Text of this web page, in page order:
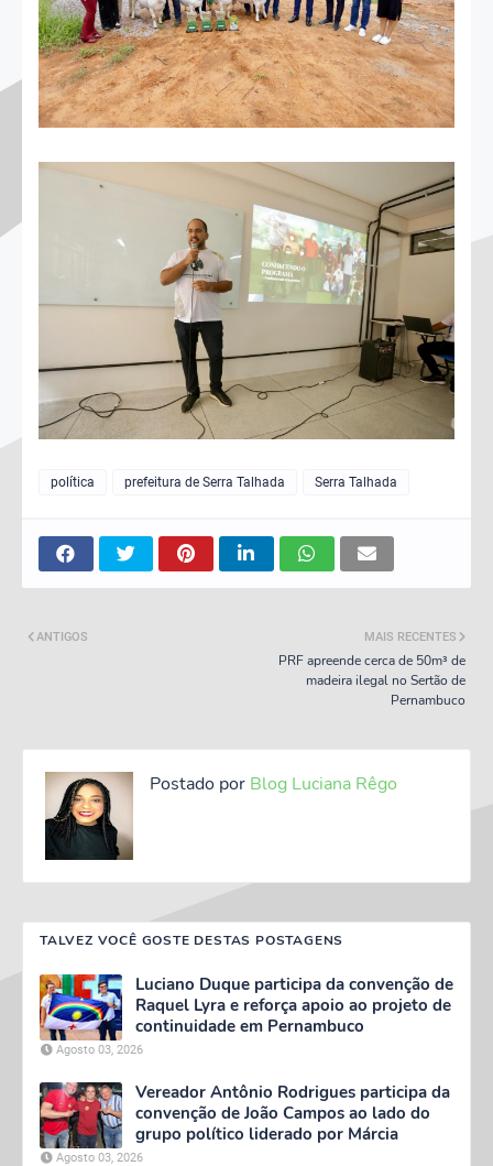
política prefeitura de Serra Talhada Serra Talhada
MAIS RECENTES
PRF apreende cerca de 50m³ de
madeira ilegal no Sertão de
Pernambuco
ANTIGOS
Postado por Blog Luciana Rêgo
TALVEZ VOCÊ GOSTE DESTAS POSTAGENS
Luciano Duque participa da convenção de
Raquel Lyra e reforça apoio ao projeto de
continuidade em Pernambuco
Agosto 03, 2026
Vereador Antônio Rodrigues participa da
convenção de João Campos ao lado do
grupo político liderado por Márcia
Agosto 03, 2026